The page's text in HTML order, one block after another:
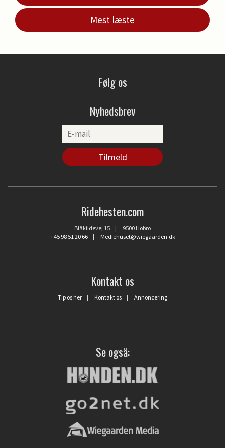
Mest læste
Følg os
Nyhedsbrev
Ridehesten.com
Blåkildevej 15 | 9500 Hobro
+45 98 51 20 66| Mediehuset@wiegaarden.dk
Kontakt os
Tip os her | Kontakt os | Annoncering
Se også: